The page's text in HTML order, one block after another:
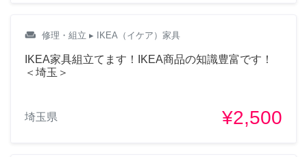
weekend 修理・組立 ▸ IKEA（イケア）家具
IKEA家具組立てます！IKEA商品の知識豊富です！
＜埼玉＞
埼玉県 ¥2,500